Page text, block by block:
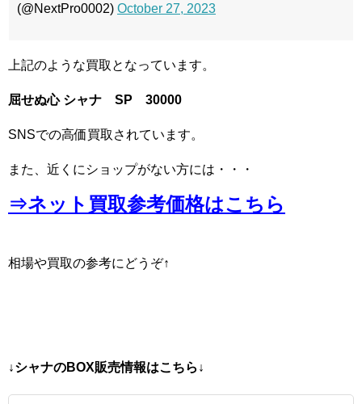
(@NextPro0002) October 27, 2023
上記のような買取となっています。
屈せぬ心 シャナ SP 30000
SNSでの高価買取されています。
また、近くにショップがない方には・・・
⇒ネット買取参考価格はこちら
相場や買取の参考にどうぞ↑
↓シャナのBOX販売情報はこちら↓